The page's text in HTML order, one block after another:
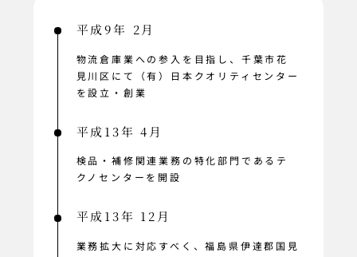
平成9年 2月
物流倉庫業への参入を目指し、千葉市花
見川区にて（有）日本クオリティセンター
を設立・創業
平成13年 4月
検品・補修関連業務の特化部門であるテ
クノセンターを開設
平成13年 12月
業務拡大に対応すべく、福島県伊達郡国見